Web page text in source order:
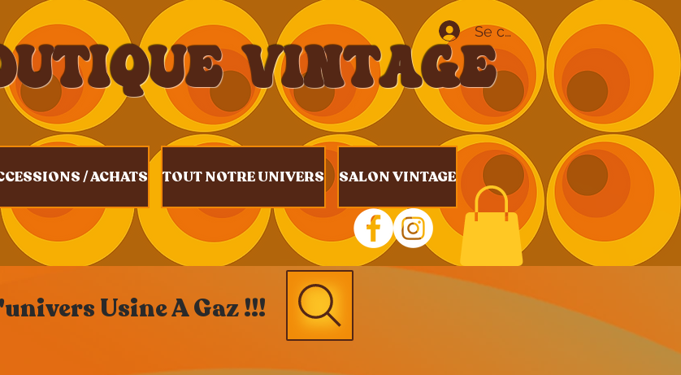
VINTAGE
Se connecter
/ ACHATS TOUT NOTRE UNIVERS SALON VINTAGE
Usine A Gaz !!!